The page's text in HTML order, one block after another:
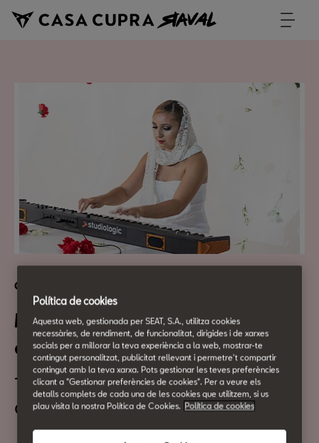
Cultura Urbana
Miranda Fernández Trio, en
concert: 88-M
14 de Setembre
a les 12:30h
Política de cookies
Aquesta web, gestionada per SEAT, S.A., utilitza cookies
necessàries, de rendiment, de funcionalitat, dirigides i de xarxes
socials per a millorar la teva experiència a la web, mostrar-te
contingut personalitzat, publicitat rellevant i permetre't compartir
contingut amb la teva xarxa. Pots gestionar les teves preferències
clicant a "Gestionar preferències de cookies". Per a veure els
detalls complets de cada una de les cookies que utilitzem, si us
plau visita la nostra Política de Cookies. Política de cookies